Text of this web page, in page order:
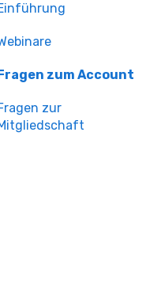
Fragen zum Account
zur